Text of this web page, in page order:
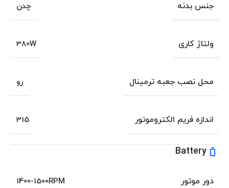
جنس بدنه چدن
ولتاژ کاری 380W
محل نصب جعبه ترمینال رو
اندازه فریم الکتروموتور 315
Battery
دور موتور 1400-1500RPM